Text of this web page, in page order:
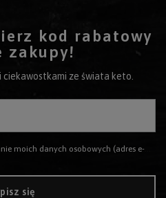
kod rabatowy
zakupy!
ciekawostkami ze świata keto.
na potrzeby wysyłki newslettera z informacją handlową (marketing). Więcej w
się